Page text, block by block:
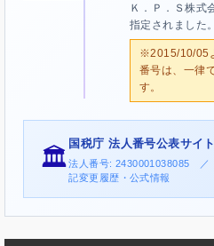
Ｋ．Ｐ．Ｓ株式
指定されました。
※2015/10/05
番号は、一律
す。
🏛️
国税庁 法人番号公表サイ
法人番号: 2430001038085 ／
記変更履歴・公式情報